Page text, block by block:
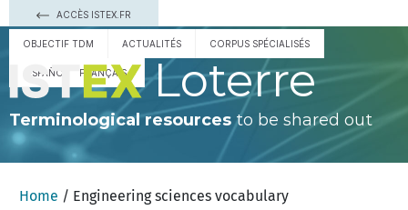
ACCÈS ISTEX.FR
OBJECTIF TDM ACTUALITÉS CORPUS SPÉCIALISÉS
ESPAÑOL FRANÇAIS Loterre
Terminological resourcesto be shared out
Home / Engineering sciences vocabulary